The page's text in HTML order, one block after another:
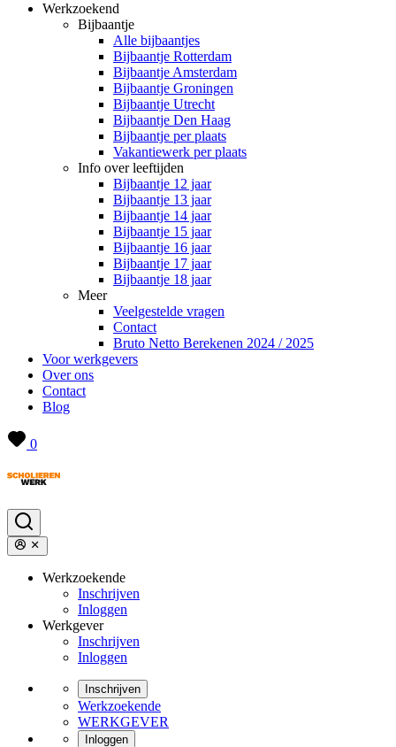
Werkzoekend
Bijbaantje
Alle bijbaantjes
Bijbaantje Rotterdam
Bijbaantje Amsterdam
Bijbaantje Groningen
Bijbaantje Utrecht
Bijbaantje Den Haag
Bijbaantje per plaats
Vakantiewerk per plaats
Info over leeftijden
Bijbaantje 12 jaar
Bijbaantje 13 jaar
Bijbaantje 14 jaar
Bijbaantje 15 jaar
Bijbaantje 16 jaar
Bijbaantje 17 jaar
Bijbaantje 18 jaar
Meer
Veelgestelde vragen
Contact
Bruto Netto Berekenen 2024 / 2025
Voor werkgevers
Over ons
Contact
Blog
0
Werkzoekende
Inschrijven
Inloggen
Werkgever
Inschrijven
Inloggen
Inschrijven
Werkzoekende
WERKGEVER
Inloggen